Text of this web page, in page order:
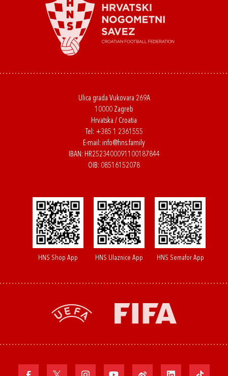
Ulica grada Vukovara 269A
10000 Zagreb
Hrvatska / Croatia
Tel: +385 1 2361555
E-mail: info@hns.family
IBAN: HR2523400091100187844
OIB: 08516152078
HNS Shop App HNS Ulaznice App HNS Semafor App